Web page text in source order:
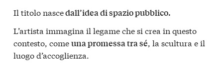
Il titolo nascedall’idea di spazio pubblico.
L’artista immagina il legame che si crea in questo
contesto, comeuna promessa tra sé, la scultura e il
luogo d’accoglienza.